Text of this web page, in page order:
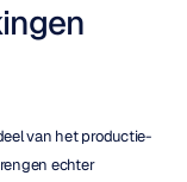
van het productie-
echter